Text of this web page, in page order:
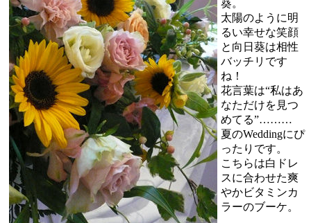
葵。
太陽のように明
るい幸せな笑顔
と向日葵は相性
バッチリです
ね！
花言葉は“私はあ
なただけを見つ
めてる”………
夏のWeddingにぴ
ったりです。
こちらは白ドレ
スに合わせた爽
やかビタミンカ
ラーのブーケ。